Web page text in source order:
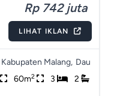
Rp 742 juta
LIHAT IKLAN
Kabupaten Malang, Dau
60m2 3 2